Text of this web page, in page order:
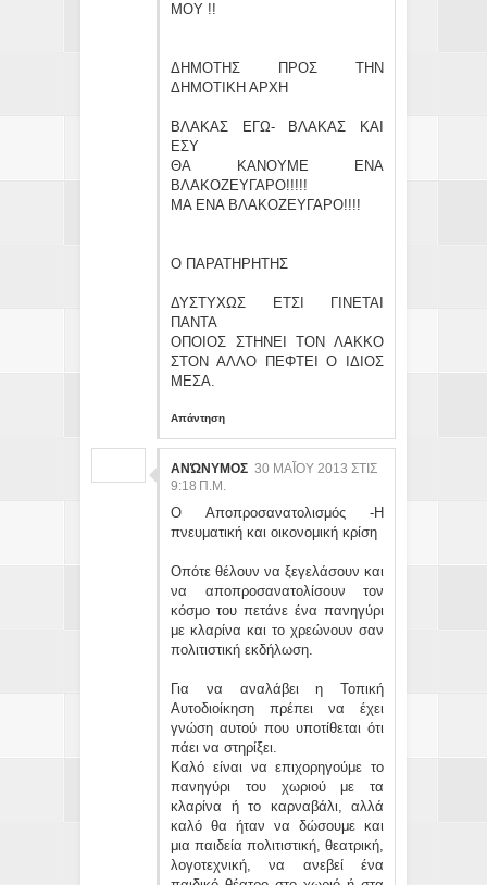
ΜΟΥ !!
ΔΗΜΟΤΗΣ ΠΡΟΣ ΤΗΝ
ΔΗΜΟΤΙΚΗ ΑΡΧΗ
ΒΛΑΚΑΣ ΕΓΩ- ΒΛΑΚΑΣ ΚΑΙ
ΕΣΥ
ΘΑ ΚΑΝΟΥΜΕ ΕΝΑ
ΒΛΑΚΟΖΕΥΓΑΡΟ!!!!!
ΜΑ ΕΝΑ ΒΛΑΚΟΖΕΥΓΑΡΟ!!!!
Ο ΠΑΡΑΤΗΡΗΤΗΣ
ΔΥΣΤΥΧΩΣ ΕΤΣΙ ΓΙΝΕΤΑΙ
ΠΑΝΤΑ
ΟΠΟΙΟΣ ΣΤΗΝΕΙ ΤΟΝ ΛΑΚΚΟ
ΣΤΟΝ ΑΛΛΟ ΠΕΦΤΕΙ Ο ΙΔΙΟΣ
ΜΕΣΑ.
Απάντηση
ΑΝΏΝΥΜΟΣ 30 ΜΑΪ́ΟΥ 2013 ΣΤΙΣ 9:
18 Π.Μ.
Ο Αποπροσανατολισμός -Η
πνευματική και οικονομική κρίση
Οπότε θέλουν να ξεγελάσουν και
να αποπροσανατολίσουν τον
κόσμο του πετάνε ένα πανηγύρι
με κλαρίνα και το χρεώνουν σαν
πολιτιστική εκδήλωση.
Για να αναλάβει η Τοπική
Αυτοδιοίκηση πρέπει να έχει
γνώση αυτού που υποτίθεται ότι
πάει να στηρίξει.
Καλό είναι να επιχορηγούμε το
πανηγύρι του χωριού με τα
κλαρίνα ή το καρναβάλι, αλλά
καλό θα ήταν να δώσουμε και
μια παιδεία πολιτιστική, θεατρική,
λογοτεχνική, να ανεβεί ένα